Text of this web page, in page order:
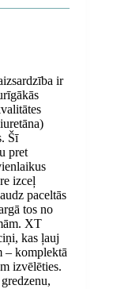
ir
Šī
pret
izceļ
paceltās
tos no
XT
kas ļauj
– komplektā
izvēlēties.